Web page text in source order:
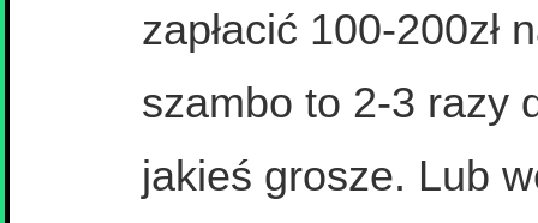
zapłacić 100-200zł
szambo to 2-3 razy
jakieś grosze. Lub